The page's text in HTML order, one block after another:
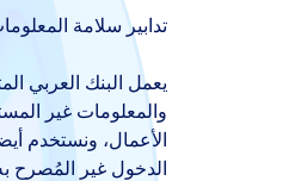
تدابير سلامة
يعمل البنك العربي
والمعلومات غير
الأعمال، ونستخدم
الدخول غير المُصرح